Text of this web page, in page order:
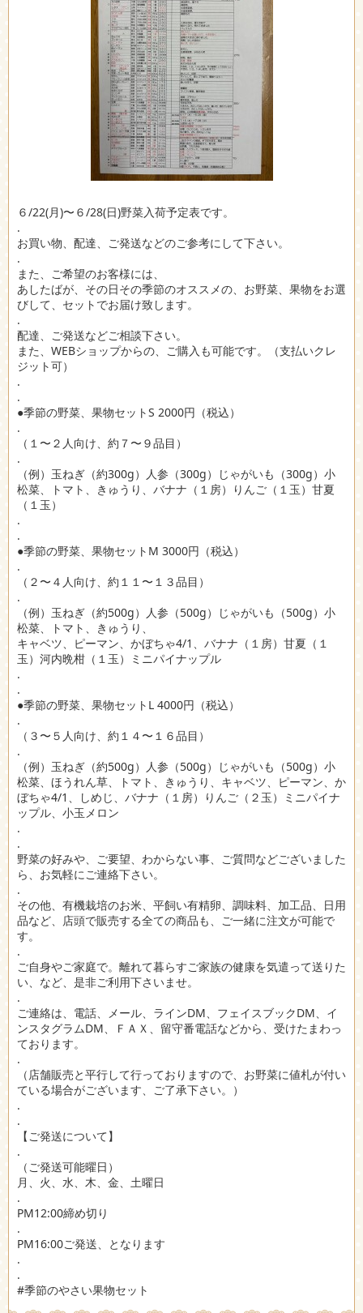
６/22(月)〜６/28(日)野菜入荷予定表です。
.
お買い物、配達、ご発送などのご参考にして下さい。
.
また、ご希望のお客様には、
あしたばが、その日その季節のオススメの、お野菜、果物をお選
びして、セットでお届け致します。
.
配達、ご発送などご相談下さい。
また、WEBショップからの、ご購入も可能です。（支払いクレ
ジット可）
.
.
●季節の野菜、果物セットS 2000円（税込）
.
（１〜２人向け、約７〜９品目）
.
（例）玉ねぎ（約300g）人参（300g）じゃがいも（300g）小
松菜、トマト、きゅうり、バナナ（１房）りんご（１玉）甘夏
（１玉）
.
.
●季節の野菜、果物セットM 3000円（税込）
.
（２〜４人向け、約１１〜１３品目）
.
（例）玉ねぎ（約500g）人参（500g）じゃがいも（500g）小
松菜、トマト、きゅうり、
キャベツ、ピーマン、かぼちゃ4/1、バナナ（１房）甘夏（１
玉）河内晩柑（１玉）ミニパイナップル
.
.
●季節の野菜、果物セットL 4000円（税込）
.
（３〜５人向け、約１４〜１６品目）
.
（例）玉ねぎ（約500g）人参（500g）じゃがいも（500g）小
松菜、ほうれん草、トマト、きゅうり、キャベツ、ピーマン、か
ぼちゃ4/1、しめじ、バナナ（１房）りんご（２玉）ミニパイナ
ップル、小玉メロン
.
.
野菜の好みや、ご要望、わからない事、ご質問などございました
ら、お気軽にご連絡下さい。
.
その他、有機栽培のお米、平飼い有精卵、調味料、加工品、日用
品など、店頭で販売する全ての商品も、ご一緒に注文が可能で
す。
.
ご自身やご家庭で。離れて暮らすご家族の健康を気遣って送りた
い、など、是非ご利用下さいませ。
.
ご連絡は、電話、メール、ラインDM、フェイスブックDM、イ
ンスタグラムDM、ＦＡＸ、留守番電話などから、受けたまわっ
ております。
.
（店舗販売と平行して行っておりますので、お野菜に値札が付い
ている場合がございます、ご了承下さい。）
.
.
【ご発送について】
.
（ご発送可能曜日）
月、火、水、木、金、土曜日
.
PM12:00締め切り
.
PM16:00ご発送、となります
.
.
#季節のやさい果物セット